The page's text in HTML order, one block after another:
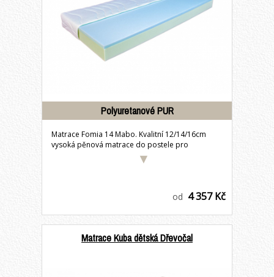
Polyuretanové PUR
Matrace Fomia 14 Mabo. Kvalitní 12/14/16cm
vysoká pěnová matrace do postele pro
od 4 357 Kč
Matrace Kuba dětská Dřevočal